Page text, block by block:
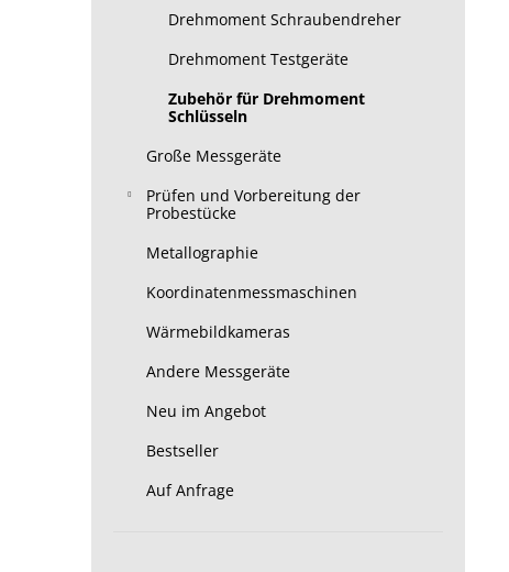
Drehmoment Schraubendreher
Drehmoment Testgeräte
Zubehör für Drehmoment
Schlüsseln
Große Messgeräte
Prüfen und Vorbereitung der
Probestücke
Metallographie
Koordinatenmessmaschinen
Wärmebildkameras
Andere Messgeräte
Neu im Angebot
Bestseller
Auf Anfrage